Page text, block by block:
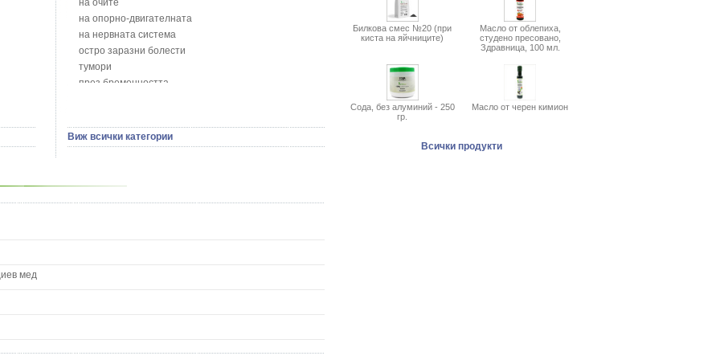
Борови връхчета - Pinus sylvestris
Босилек - Ocimum Basillicum
Брей - Tamus Communis
Брош - Rubia tinctorum L.
Бръшлян - Hedera helix L.
Бял имел - Viscum album L.
Бял оман - Inula Helenium L.
Бяла върба - Salix Аlba
Вратига - Tanacetrum Vulgare
на очите
на опорно-двигателната
на нервната система
остро заразни болести
тумори
през бременността
сексуални проблеми
на половите органи
Виж всички категории
мед
Билкова смес №20 (при
киста на яйчниците)
Масло от облепиха,
студено пресовано,
Здравница, 100 мл.
Сода, без алуминий - 250
гр.
Масло от черен кимион
Всички продукти